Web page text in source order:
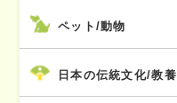
ペット/動物
日本の伝統文化/教養